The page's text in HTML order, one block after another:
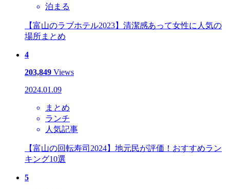
泊まる
【富山のラブホテル2023】清潔感あって女性に人気の
場所まとめ
4
203,849 Views
2024.01.09
まとめ
ランチ
人気記事
【富山の回転寿司2024】地元民が評価！おすすめラン
キング10選
5